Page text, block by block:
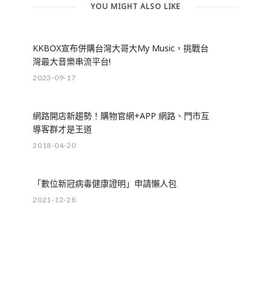
YOU MIGHT ALSO LIKE
KKBOX宣布併購台灣大哥大My Music，挑戰台
灣最大音樂串流平台!
2023-09-17
網路開店新趨勢！購物官網+APP 網路、門市互
導客群才是王道
2018-04-20
「數位新冠病毒健康證明」申請懶人包
2021-12-28